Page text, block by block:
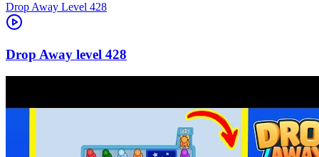
Level 428
428